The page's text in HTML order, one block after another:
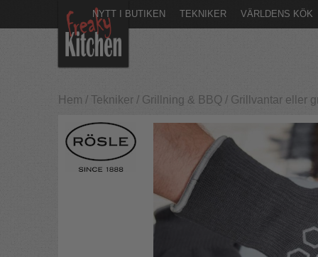
NYTT I BUTIKEN TEKNIKER VÄRLDENS KÖK
Hem / Tekniker / Grillning & BBQ / Grillvantar eller